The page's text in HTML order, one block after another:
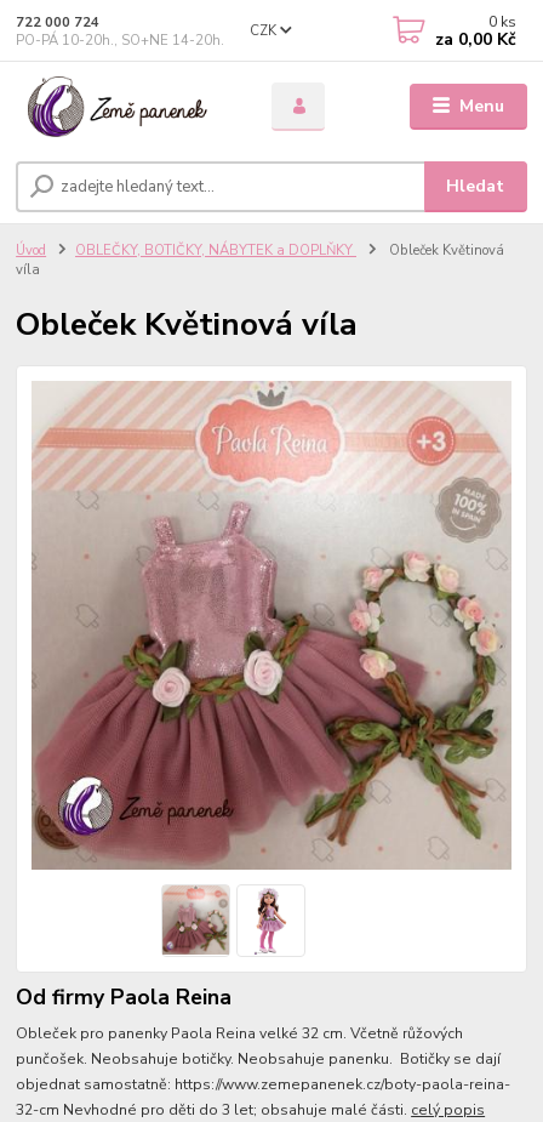
Menu
CZK
Hledat
722 000 724
PO-PÁ 10-20h., SO+NE 14-20h.
0 ks
za 0,00 Kč
Úvod OBLEČKY, BOTIČKY, NÁBYTEK a DOPLŇKY
Obleček Květinová
víla
Obleček Květinová víla
Od firmy Paola Reina
Obleček pro panenky Paola Reina velké 32 cm. Včetně růžových
punčošek. Neobsahuje botičky. Neobsahuje panenku. Botičky se dají
objednat samostatně: https://www.zemepanenek.cz/boty-paola-reina-
32-cm Nevhodné pro děti do 3 let; obsahuje malé části. celý popis